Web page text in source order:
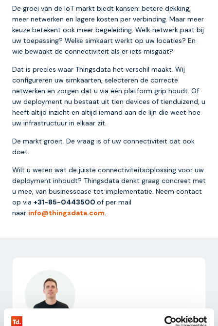
De groei van de IoT markt biedt kansen: betere dekking,
meer netwerken en lagere kosten per verbinding. Maar meer
keuze betekent ook meer begeleiding. Welk netwerk past bij
uw toepassing? Welke simkaart werkt op uw locaties? En
wie bewaakt de connectiviteit als er iets misgaat?
Dat is precies waar Thingsdata het verschil maakt. Wij
configureren uw simkaarten, selecteren de correcte
netwerken en zorgen dat u via één platform grip houdt. Of
uw deployment nu bestaat uit tien devices of tienduizend, u
heeft altijd inzicht en altijd iemand aan de lijn die weet hoe
uw infrastructuur in elkaar zit.
De markt groeit. De vraag is of uw connectiviteit dat ook
doet.
Wilt u weten wat de juiste connectiviteitsoplossing voor uw
deployment inhoudt? Thingsdata denkt graag concreet met
u mee, van businesscase tot implementatie. Neem contact
op via +31-85-0443500 of per mail
naar info@thingsdata.com.